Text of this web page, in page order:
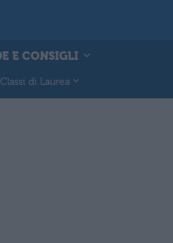
E CONSIGLI
Classi di Laurea